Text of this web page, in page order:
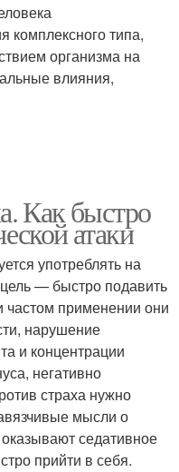
комплексного типа,
организма на
влияния,
Как быстро
атаки
употреблять на
— быстро подавить
частом применении они
нарушение
и концентрации
негативно
страха нужно
мысли о
седативное
прийти в себя.